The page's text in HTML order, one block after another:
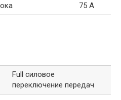
75 А
Full силовое
переключение передач